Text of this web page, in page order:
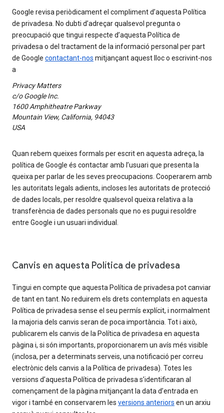
Google revisa periòdicament el compliment d’aquesta Política
de privadesa. No dubti d’adreçar qualsevol pregunta o
preocupació que tingui respecte d’aquesta Política de
privadesa o del tractament de la informació personal per part
de Google contactant-nos mitjançant aquest lloc o escrivint-nos
a
Privacy Matters
c/o Google Inc.
1600 Amphitheatre Parkway
Mountain View, California, 94043
USA
Quan rebem queixes formals per escrit en aquesta adreça, la
política de Google és contactar amb l’usuari que presenta la
queixa per parlar de les seves preocupacions. Cooperarem amb
les autoritats legals adients, incloses les autoritats de protecció
de dades locals, per resoldre qualsevol queixa relativa a la
transferència de dades personals que no es pugui resoldre
entre Google i un usuari individual.
Canvis en aquesta Política de privadesa
Tingui en compte que aquesta Política de privadesa pot canviar
de tant en tant. No reduirem els drets contemplats en aquesta
Política de privadesa sense el seu permís explícit, i normalment
la majoria dels canvis seran de poca importància. Tot i això,
publicarem els canvis de la Política de privadesa en aquesta
pàgina i, si són importants, proporcionarem un avís més visible
(inclosa, per a determinats serveis, una notificació per correu
electrònic dels canvis a la Política de privadesa). Totes les
versions d’aquesta Política de privadesa s’identificaran al
començament de la pàgina mitjançant la data d’entrada en
vigor i també en conservarem les versions anteriors en un arxiu